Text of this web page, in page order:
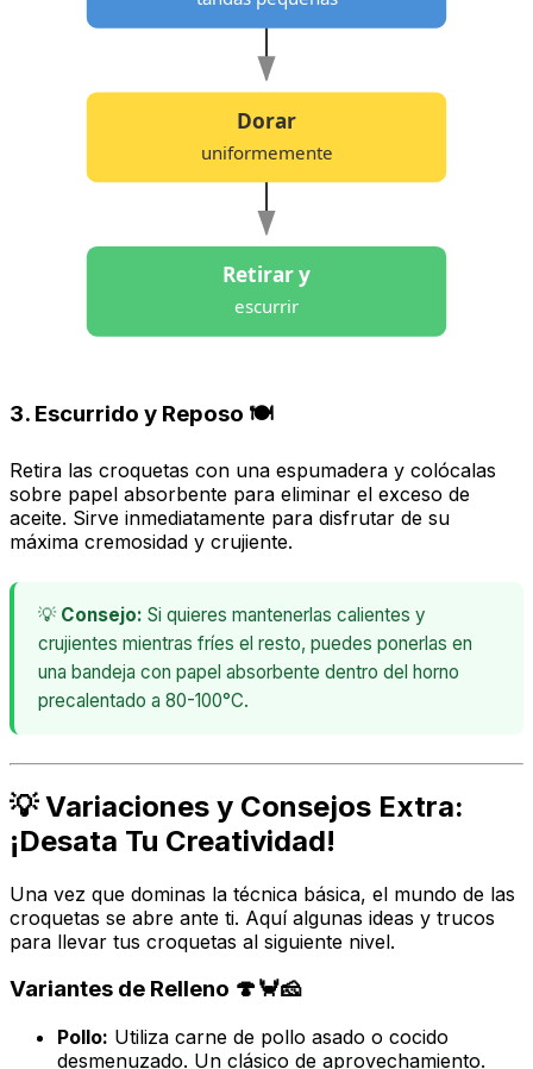
Dorar
uniformemente
Retirar y
escurrir
3. Escurrido y Reposo 🍽️
Retira las croquetas con una espumadera y colócalas
sobre papel absorbente para eliminar el exceso de
aceite. Sirve inmediatamente para disfrutar de su
máxima cremosidad y crujiente.
💡 Consejo: Si quieres mantenerlas calientes y
crujientes mientras fríes el resto, puedes ponerlas en
una bandeja con papel absorbente dentro del horno
precalentado a 80-100°C.
💡 Variaciones y Consejos Extra:
¡Desata Tu Creatividad!
Una vez que dominas la técnica básica, el mundo de las
croquetas se abre ante ti. Aquí algunas ideas y trucos
para llevar tus croquetas al siguiente nivel.
Variantes de Relleno 🍄🦀🧀
Pollo: Utiliza carne de pollo asado o cocido
desmenuzado. Un clásico de aprovechamiento.